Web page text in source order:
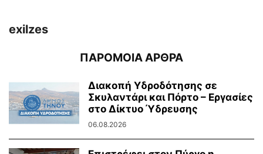
exilzes
ΠΑΡΟΜΟΙΑ ΑΡΘΡΑ
Διακοπή Υδροδότησης σε
Σκυλαντάρι και Πόρτο – Εργασίες
στο Δίκτυο Ύδρευσης
06.08.2026